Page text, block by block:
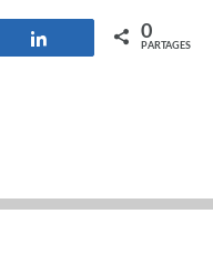
Partagez 0
PARTAGES